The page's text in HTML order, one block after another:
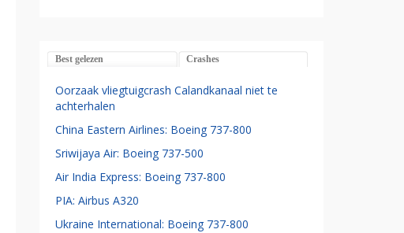
Best gelezen Crashes
Oorzaak vliegtuigcrash Calandkanaal niet te
achterhalen
China Eastern Airlines: Boeing 737-800
Sriwijaya Air: Boeing 737-500
Air India Express: Boeing 737-800
PIA: Airbus A320
Ukraine International: Boeing 737-800